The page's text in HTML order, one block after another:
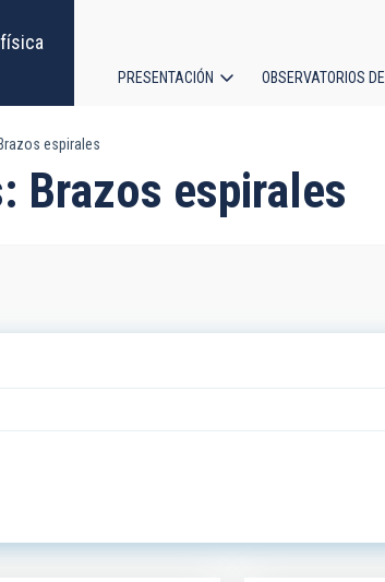
PRESENTACIÓN OBSERVATORIOS
espirales
Brazos espirales